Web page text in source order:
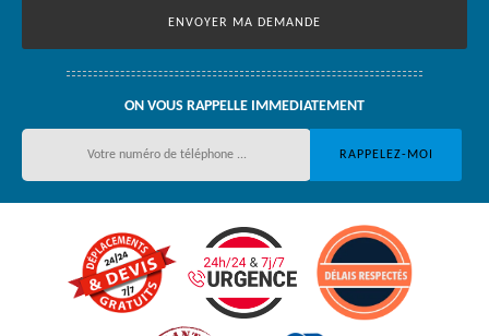
ON VOUS RAPPELLE IMMEDIATEMENT